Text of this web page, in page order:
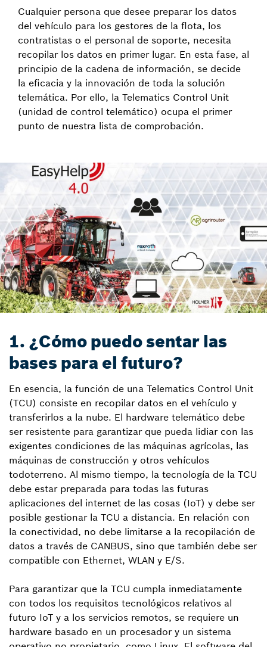
Cualquier persona que desee preparar los datos
del vehículo para los gestores de la flota, los
contratistas o el personal de soporte, necesita
recopilar los datos en primer lugar. En esta fase, al
principio de la cadena de información, se decide
la eficacia y la innovación de toda la solución
telemática. Por ello, la Telematics Control Unit
(unidad de control telemático) ocupa el primer
punto de nuestra lista de comprobación.
1. ¿Cómo puedo sentar las
bases para el futuro?
En esencia, la función de una Telematics Control Unit
(TCU) consiste en recopilar datos en el vehículo y
transferirlos a la nube. El hardware telemático debe
ser resistente para garantizar que pueda lidiar con las
exigentes condiciones de las máquinas agrícolas, las
máquinas de construcción y otros vehículos
todoterreno. Al mismo tiempo, la tecnología de la TCU
debe estar preparada para todas las futuras
aplicaciones del internet de las cosas (IoT) y debe ser
posible gestionar la TCU a distancia. En relación con
la conectividad, no debe limitarse a la recopilación de
datos a través de CANBUS, sino que también debe ser
compatible con Ethernet, WLAN y E/S.
Para garantizar que la TCU cumpla inmediatamente
con todos los requisitos tecnológicos relativos al
futuro IoT y a los servicios remotos, se requiere un
hardware basado en un procesador y un sistema